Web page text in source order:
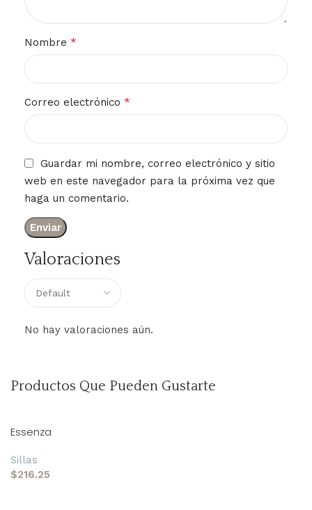
Valoraciones
No hay valoraciones aún.
Nombre *
Correo electrónico *
Guardar mi nombre, correo electrónico y sitio
web en este navegador para la próxima vez que
haga un comentario.
Productos Que Pueden Gustarte
Essenza
Sillas
$216.25